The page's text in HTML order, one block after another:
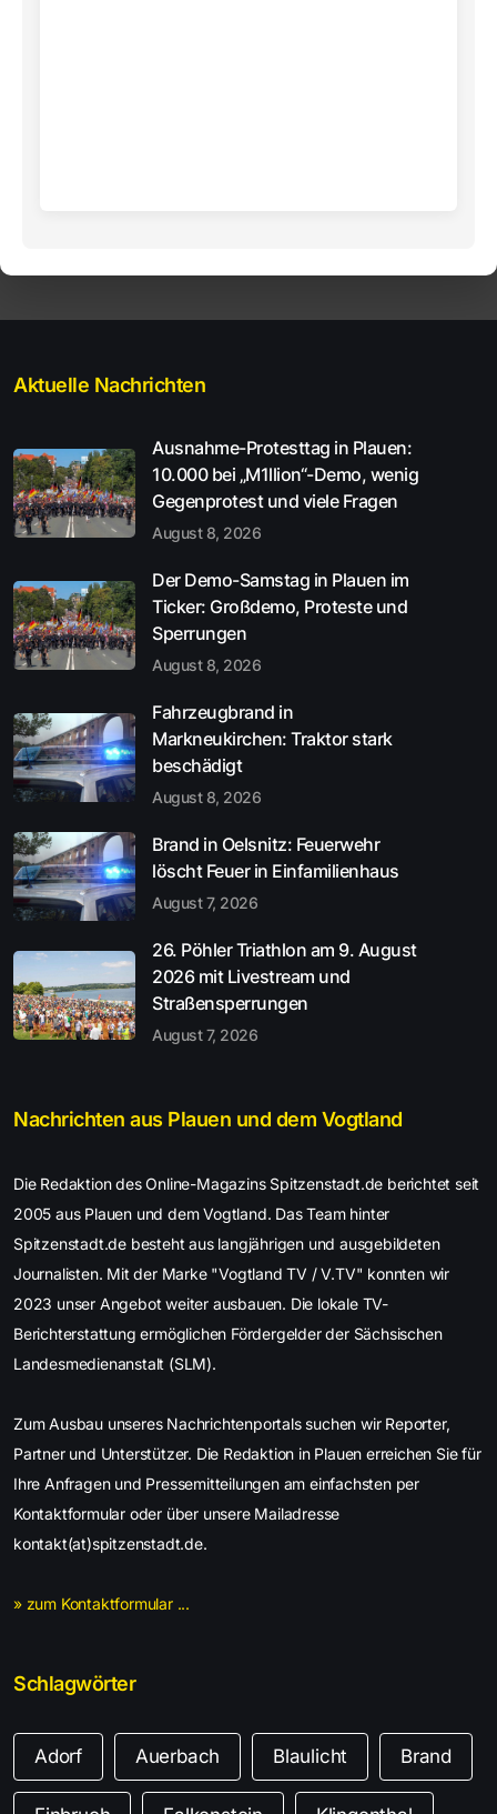
Aktuelle Nachrichten
Ausnahme-Protesttag in Plauen:
10.000 bei „M1llion“-Demo, wenig
Gegenprotest und viele Fragen
August 8, 2026
Der Demo-Samstag in Plauen im
Ticker: Großdemo, Proteste und
Sperrungen
August 8, 2026
Fahrzeugbrand in
Markneukirchen: Traktor stark
beschädigt
August 8, 2026
Brand in Oelsnitz: Feuerwehr
löscht Feuer in Einfamilienhaus
August 7, 2026
26. Pöhler Triathlon am 9. August
2026 mit Livestream und
Straßensperrungen
August 7, 2026
Nachrichten aus Plauen und dem Vogtland
Die Redaktion des Online-Magazins Spitzenstadt.de berichtet seit
2005 aus Plauen und dem Vogtland. Das Team hinter
Spitzenstadt.de besteht aus langjährigen und ausgebildeten
Journalisten. Mit der Marke "Vogtland TV / V.TV" konnten wir
2023 unser Angebot weiter ausbauen. Die lokale TV-
Berichterstattung ermöglichen Fördergelder der Sächsischen
Landesmedienanstalt (SLM).
Zum Ausbau unseres Nachrichtenportals suchen wir Reporter,
Partner und Unterstützer. Die Redaktion in Plauen erreichen Sie für
Ihre Anfragen und Pressemitteilungen am einfachsten per
Kontaktformular oder über unsere Mailadresse
kontakt(at)spitzenstadt.de.
» zum Kontaktformular ...
Schlagwörter
Adorf Auerbach Blaulicht Brand